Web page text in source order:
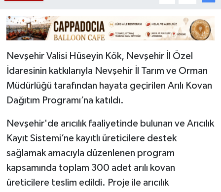
Nevşehir Valisi Hüseyin Kök, Nevşehir İl Özel
İdaresinin katkılarıyla Nevşehir İl Tarım ve Orman
Müdürlüğü tarafından hayata geçirilen Arılı Kovan
Dağıtım Programı’na katıldı.
Nevşehir'de arıcılık faaliyetinde bulunan ve Arıcılık
Kayıt Sistemi’ne kayıtlı üreticilere destek
sağlamak amacıyla düzenlenen program
kapsamında toplam 300 adet arılı kovan
üreticilere teslim edildi. Proje ile arıcılık